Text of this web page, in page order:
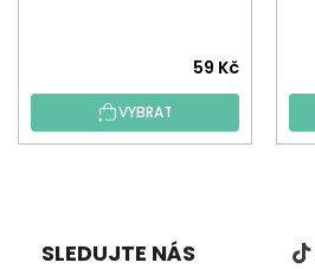
59 Kč
VYBRAT
SLEDUJTE NÁS